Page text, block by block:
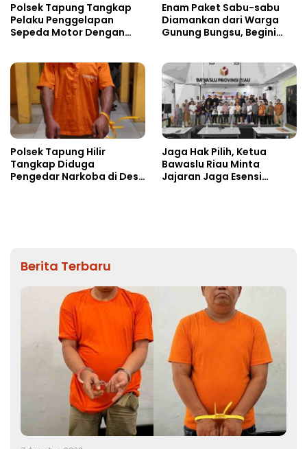
Polsek Tapung Tangkap
Pelaku Penggelapan
Sepeda Motor Dengan
Enam Paket Sabu-sabu
Diamankan dari Warga
Gunung Bungsu, Begini
Polsek Tapung Hilir
Tangkap Diduga
Pengedar Narkoba di Desa
Jaga Hak Pilih, Ketua
Bawaslu Riau Minta
Jajaran Jaga Esensi
Berita Terbaru